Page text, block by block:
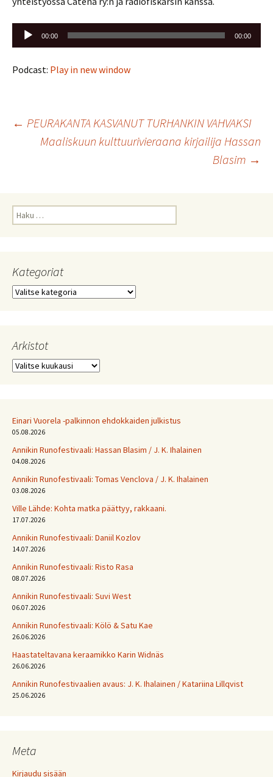
Äänitoistin
00:00 00:00
Podcast: Play in new window
Artikkelien
selaus
← PEURAKANTA KASVANUT TURHANKIN VAHVAKSI
Maaliskuun kulttuurivieraana kirjailija Hassan
Blasim →
Haku:
Kategoriat
Kategoriat
Arkistot
Arkistot
Einari Vuorela -palkinnon ehdokkaiden julkistus
05.08.2026
Annikin Runofestivaali: Has­san Bla­sim / J. K. Ihalainen
04.08.2026
Annikin Runofestivaali: Tomas Venclova / J. K. Ihalainen
03.08.2026
Ville Lähde: Kohta matka päättyy, rakkaani.
17.07.2026
Annikin Runofestivaali: Daniil Kozlov
14.07.2026
Annikin Runofestivaali: Risto Rasa
08.07.2026
Annikin Runofestivaali: Suvi West
06.07.2026
Annikin Runofestivaali: Kölö & Satu Kae
26.06.2026
Haastateltavana keraamikko Karin Widnäs
26.06.2026
Annikin Runofestivaalien avaus: J. K. Ihalainen / Katariina Lillqvist
25.06.2026
Meta
Kirjaudu sisään